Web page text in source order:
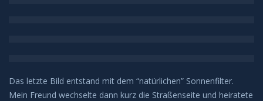
Strahlenbüschel
Das letzte Bild entstand mit dem “natürlichen” Sonnenfilter.
Mein Freund wechselte dann kurz die Straßenseite und heiratete